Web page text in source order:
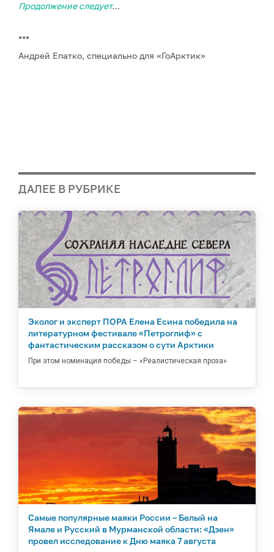
Продолжение следует…
***
Андрей Епатко, специально для «ГоАрктик»
ДАЛЕЕ В РУБРИКЕ
Эколог и эксперт ПОРА Елена Есина победила на
литературном фестивале «Петроглиф» с
фантастическим рассказом о сути Арктики
При этом номинация победы – «Реалистическая проза»
Самые популярные маяки России – Белый на
Ямале и Русский в Мурманской области: «Дзен»
провел исследование к Дню маяка 7 августа